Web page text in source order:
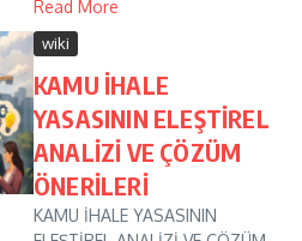
Read More
wiki
KAMU İHALE
YASASININ ELEŞTİREL
ANALİZİ VE ÇÖZÜM
ÖNERİLERİ
KAMU İHALE YASASININ